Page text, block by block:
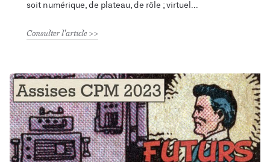
soit numérique, de plateau, de rôle ; virtuel
Consulter l'article